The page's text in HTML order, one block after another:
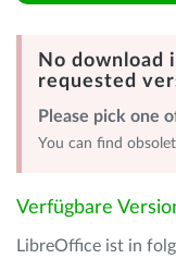
No download
requested
Please pick one
You can find
Verfügbare
LibreOffice ist in